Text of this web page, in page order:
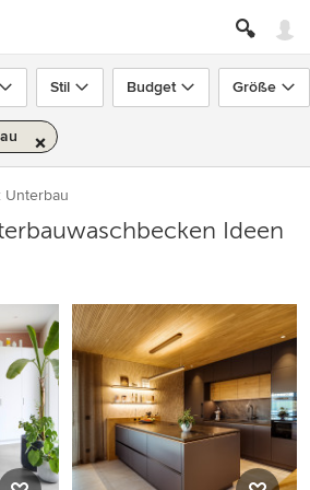
Stil Budget Größe
Unterbau
Ideen